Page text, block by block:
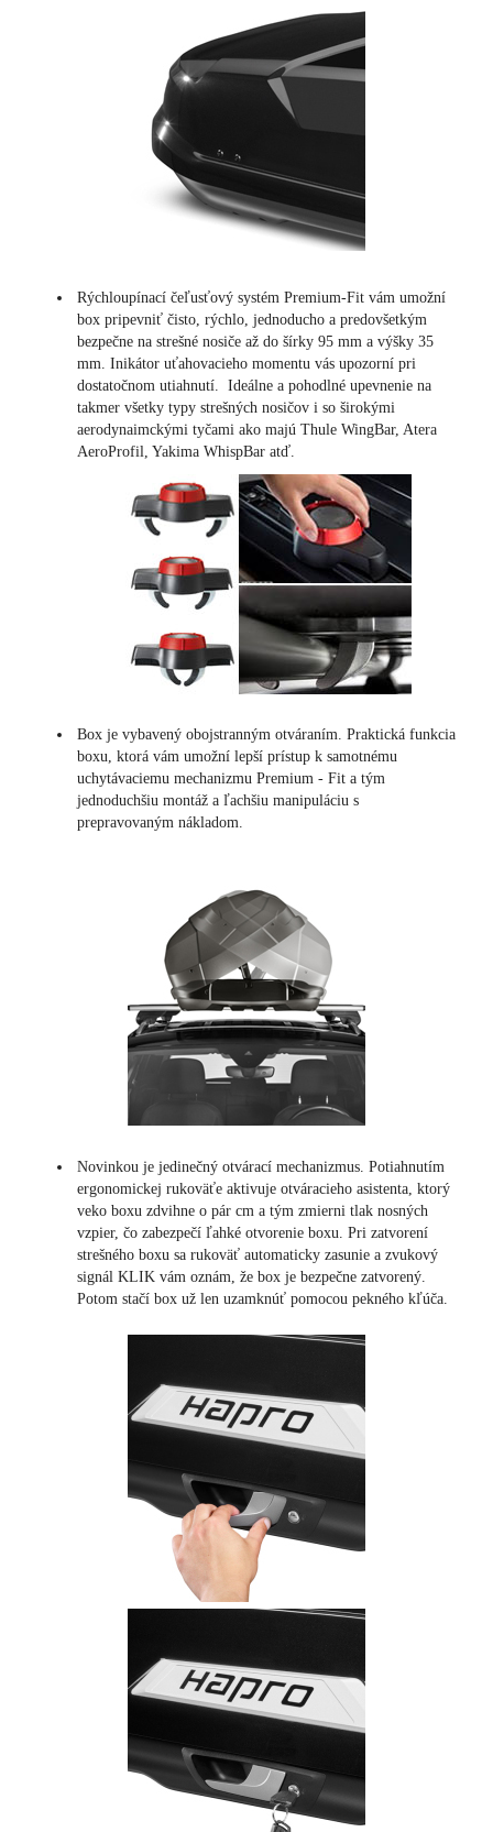
Rýchloupínací čeľusťový systém Premium-Fit vám umožní
box pripevniť čisto, rýchlo, jednoducho a predovšetkým
bezpečne na strešné nosiče až do šírky 95 mm a výšky 35
mm. Inikátor uťahovacieho momentu vás upozorní pri
dostatočnom utiahnutí. Ideálne a pohodlné upevnenie na
takmer všetky typy strešných nosičov i so širokými
aerodynaimckými tyčami ako majú Thule WingBar, Atera
AeroProfil, Yakima WhispBar atď.
Box je vybavený obojstranným otváraním. Praktická funkcia
boxu, ktorá vám umožní lepší prístup k samotnému
uchytávaciemu mechanizmu Premium - Fit a tým
jednoduchšiu montáž a ľachšiu manipuláciu s
prepravovaným nákladom.
Novinkou je jedinečný otvárací mechanizmus. Potiahnutím
ergonomickej rukoväťe aktivuje otváracieho asistenta, ktorý
veko boxu zdvihne o pár cm a tým zmierni tlak nosných
vzpier, čo zabezpečí ľahké otvorenie boxu. Pri zatvorení
strešného boxu sa rukoväť automaticky zasunie a zvukový
signál KLIK vám oznám, že box je bezpečne zatvorený.
Potom stačí box už len uzamknúť pomocou pekného kľúča.